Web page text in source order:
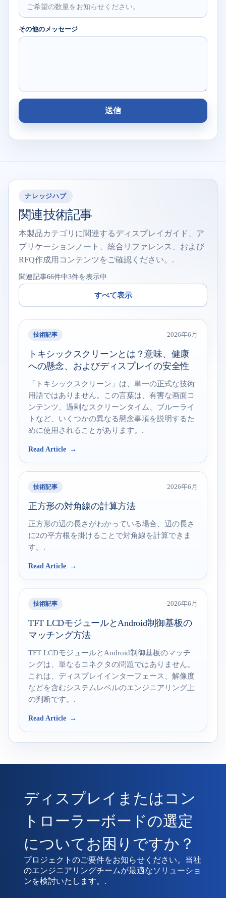
その他のメッセージ
送信
ナレッジハブ
関連技術記事
本製品カテゴリに関連するディスプレイガイド、ア
プリケーションノート、統合リファレンス、および
RFQ作成用コンテンツをご確認ください。.
関連記事66件中3件を表示中
すべて表示
技術記事 2026年6月
トキシックスクリーンとは？意味、健康
への懸念、およびディスプレイの安全性
「トキシックスクリーン」は、単一の正式な技術
用語ではありません。この言葉は、有害な画面コ
ンテンツ、過剰なスクリーンタイム、ブルーライ
トなど、いくつかの異なる懸念事項を説明するた
めに使用されることがあります。.
Read Article
技術記事 2026年6月
正方形の対角線の計算方法
正方形の辺の長さがわかっている場合、辺の長さ
に2の平方根を掛けることで対角線を計算できま
す。.
Read Article
技術記事 2026年6月
TFT LCDモジュールとAndroid制御基板の
マッチング方法
TFT LCDモジュールとAndroid制御基板のマッチ
ングは、単なるコネクタの問題ではありません。
これは、ディスプレイインターフェース、解像度
などを含むシステムレベルのエンジニアリング上
の判断です。.
Read Article
ディスプレイまたはコン
トローラーボードの選定
についてお困りですか？
プロジェクトのご要件をお知らせください。当社
のエンジニアリングチームが最適なソリューショ
ンを検討いたします。.